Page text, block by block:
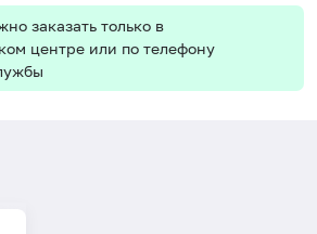
заказать только в
центре или по телефону